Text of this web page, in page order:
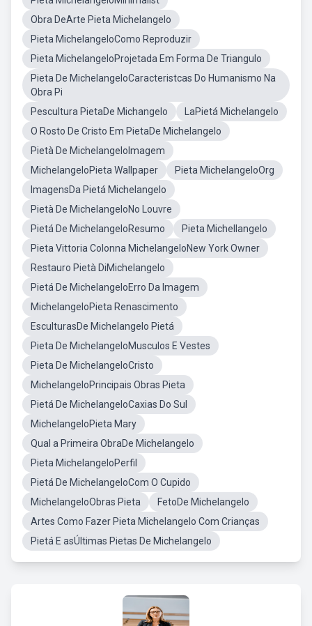
Obra DeArte Pieta Michelangelo
Pieta MichelangeloComo Reproduzir
Pieta MichelangeloProjetada Em Forma De Triangulo
Pieta De MichelangeloCaracteristcas Do Humanismo Na
Obra Pi
Pescultura PietaDe Michangelo
LaPietá Michelangelo
O Rosto De Cristo Em PietaDe Michelangelo
Pietà De MichelangeloImagem
MichelangeloPieta Wallpaper
Pieta MichelangeloOrg
ImagensDa Pietá Michelangelo
Pietà De MichelangeloNo Louvre
Pietá De MichelangeloResumo
Pieta Michellangelo
Pieta Vittoria Colonna MichelangeloNew York Owner
Restauro Pietà DiMichelangelo
Pietá De MichelangeloErro Da Imagem
MichelangeloPieta Renascimento
EsculturasDe Michelangelo Pietá
Pieta De MichelangeloMusculos E Vestes
Pieta De MichelangeloCristo
MichelangeloPrincipais Obras Pieta
Pietá De MichelangeloCaxias Do Sul
MichelangeloPieta Mary
Qual a Primeira ObraDe Michelangelo
Pieta MichelangeloPerfil
Pietá De MichelangeloCom O Cupido
MichelangeloObras Pieta
FetoDe Michelangelo
Artes Como Fazer Pieta Michelangelo Com Crianças
Pietá E asÚltimas Pietas De Michelangelo